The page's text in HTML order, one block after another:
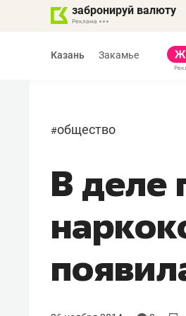
забронируй валюту
Казань Закамье
#общество
В деле